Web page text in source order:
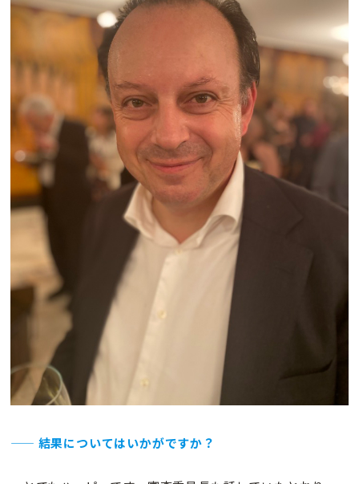
—— 結果についてはいかがですか？